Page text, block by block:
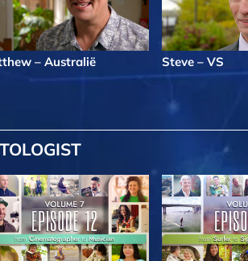
– Australië Steve – VS